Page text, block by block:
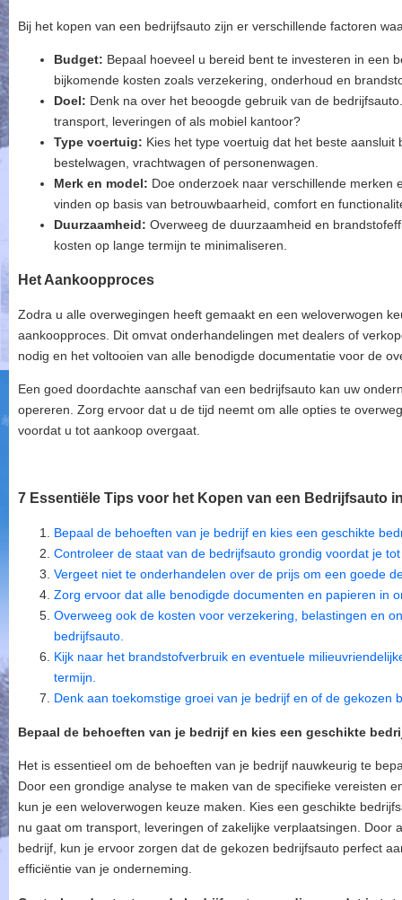
Bij het kopen van een bedrijfsauto zijn er verschillende factoren
Budget: Bepaal hoeveel u bereid bent te investeren in een
bijkomende kosten zoals verzekering, onderhoud en
Doel: Denk na over het beoogde gebruik van de
transport, leveringen of als mobiel kantoor?
Type voertuig: Kies het type voertuig dat het beste aansluit
bestelwagen, vrachtwagen of personenwagen.
Merk en model: Doe onderzoek naar verschillende merken
vinden op basis van betrouwbaarheid, comfort en
Duurzaamheid: Overweeg de duurzaamheid en
kosten op lange termijn te minimaliseren.
Het Aankoopproces
Zodra u alle overwegingen heeft gemaakt en een weloverwogen
aankoopproces. Dit omvat onderhandelingen met dealers of
nodig en het voltooien van alle benodigde documentatie voor de
Een goed doordachte aanschaf van een bedrijfsauto kan uw
opereren. Zorg ervoor dat u de tijd neemt om alle opties te
voordat u tot aankoop overgaat.
7 Essentiële Tips voor het Kopen van een Bedrijfsauto
Bepaal de behoeften van je bedrijf en kies een geschikte
Controleer de staat van de bedrijfsauto grondig voordat je
Vergeet niet te onderhandelen over de prijs om een goede
Zorg ervoor dat alle benodigde documenten en papieren in
Overweeg ook de kosten voor verzekering, belastingen en
bedrijfsauto.
Kijk naar het brandstofverbruik en eventuele
termijn.
Denk aan toekomstige groei van je bedrijf en of de gekozen
Bepaal de behoeften van je bedrijf en kies een geschikte
Het is essentieel om de behoeften van je bedrijf nauwkeurig te
Door een grondige analyse te maken van de specifieke vereisten
kun je een weloverwogen keuze maken. Kies een geschikte
nu gaat om transport, leveringen of zakelijke verplaatsingen. Door
bedrijf, kun je ervoor zorgen dat de gekozen bedrijfsauto perfect
efficiëntie van je onderneming.